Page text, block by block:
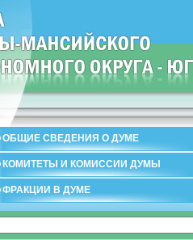
ОБЩИЕ СВЕДЕНИЯ О ДУМЕ
КОМИТЕТЫ И КОМИССИИ ДУМЫ
ФРАКЦИИ В ДУМЕ